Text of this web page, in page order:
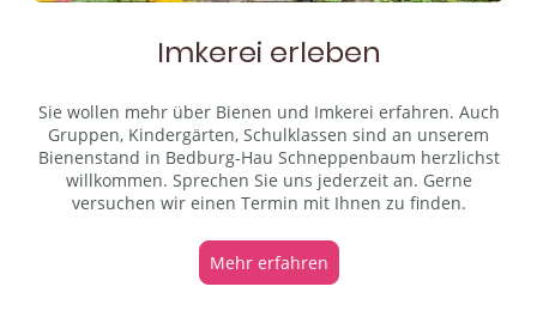
Imkerei erleben
Sie wollen mehr über Bienen und Imkerei erfahren. Auch
Gruppen, Kindergärten, Schulklassen sind an unserem
Bienenstand in Bedburg-Hau Schneppenbaum herzlichst
willkommen. Sprechen Sie uns jederzeit an. Gerne
versuchen wir einen Termin mit Ihnen zu finden.
Mehr erfahren